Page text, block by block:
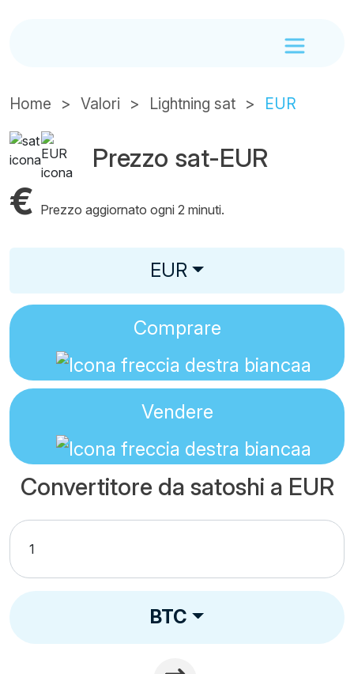
Home Valori Lightning sat EUR
Prezzo sat-EUR
€ Prezzo aggiornato ogni 2 minuti.
EUR
Comprare
Vendere
Convertitore da satoshi a EUR
BTC